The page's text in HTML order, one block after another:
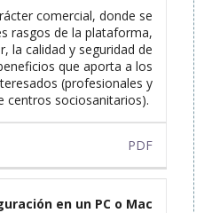
comercial, donde se
rasgos de la plataforma,
la calidad y seguridad de
que aporta a los
(profesionales y
centros sociosanitarios).
PDF
en un PC o Mac